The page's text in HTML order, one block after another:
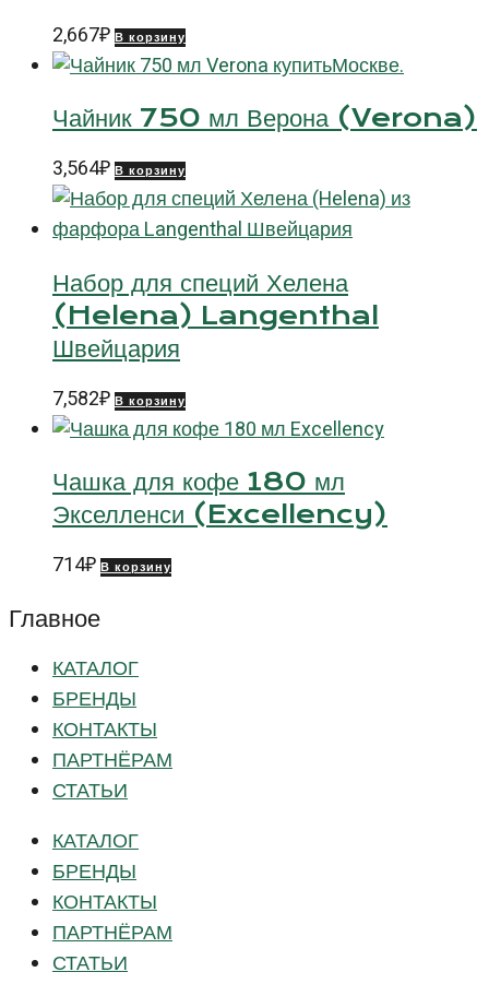
2,667₽ В корзину
Чайник 750 мл Верона (Verona)
3,564₽ В корзину
Набор для специй Хелена
(Helena) Langenthal
Швейцария
7,582₽ В корзину
Чашка для кофе 180 мл
Экселленси (Excellency)
714₽ В корзину
Главное
КАТАЛОГ
БРЕНДЫ
КОНТАКТЫ
ПАРТНЁРАМ
СТАТЬИ
КАТАЛОГ
БРЕНДЫ
КОНТАКТЫ
ПАРТНЁРАМ
СТАТЬИ